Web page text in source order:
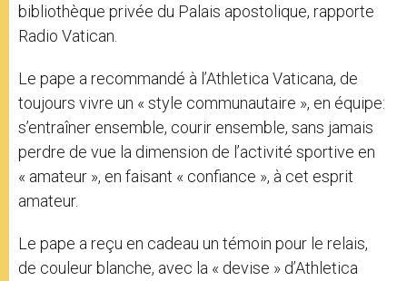
bibliothèque privée du Palais apostolique, rapporte
Radio Vatican.
Le pape a recommandé à l’Athletica Vaticana, de
toujours vivre un « style communautaire », en équipe:
s’entraîner ensemble, courir ensemble, sans jamais
perdre de vue la dimension de l’activité sportive en
« amateur », en faisant « confiance », à cet esprit
amateur.
Le pape a reçu en cadeau un témoin pour le relais,
de couleur blanche, avec la « devise » d’Athletica